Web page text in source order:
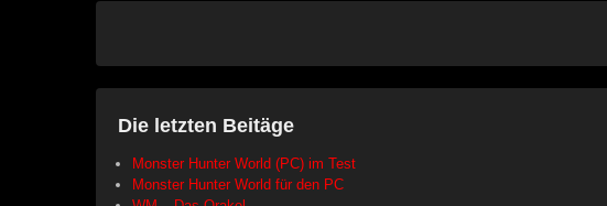
Die letzten Beitäge
Monster Hunter World (PC) im Test
Monster Hunter World für den PC